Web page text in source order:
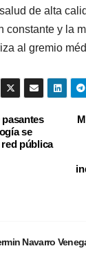
de alta
constante y la
al gremio
se
pública
Navarro